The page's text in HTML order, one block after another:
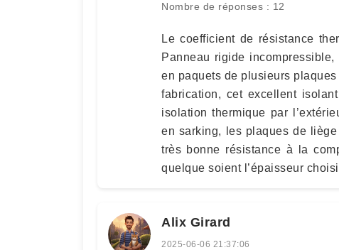
Nombre de réponses : 12
Le coefficient de résistance
Panneau rigide
en paquets de plusieurs
fabrication, cet excellent
isolation thermique par
en sarking, les plaques de
très bonne résistance à la
quelque soient l’épaisseur
Alix Girard
2025-06-06 21:37:06